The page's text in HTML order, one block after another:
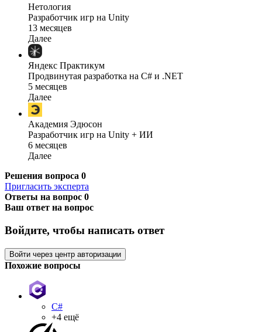
Нетология
Разработчик игр на Unity
13 месяцев
Далее
Яндекс Практикум
Продвинутая разработка на C# и .NET
5 месяцев
Далее
Академия Эдюсон
Разработчик игр на Unity + ИИ
6 месяцев
Далее
Решения вопроса 0
Пригласить эксперта
Ответы на вопрос 0
Ваш ответ на вопрос
Войдите, чтобы написать ответ
Войти через центр авторизации
Похожие вопросы
C#
+4 ещё